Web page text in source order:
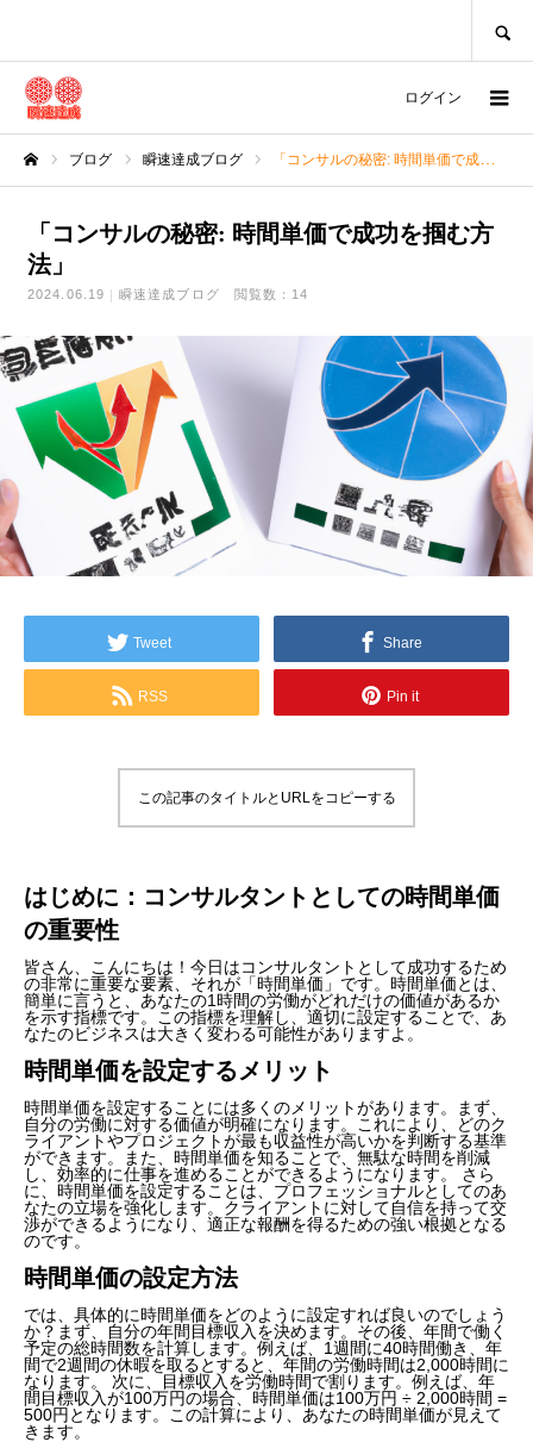
ログイン
ブログ 瞬速達成ブログ 「コンサルの秘密: 時間単価で成功を掴む方法」
「コンサルの秘密: 時間単価で成功を掴む方
法」
2024.06.19 瞬速達成ブログ 閲覧数：14
Tweet Share
RSS Pin it
この記事のタイトルとURLをコピーする
はじめに：コンサルタントとしての時間単価
の重要性
皆さん、こんにちは！今日はコンサルタントとして成功するため
の非常に重要な要素、それが「時間単価」です。時間単価とは、
簡単に言うと、あなたの1時間の労働がどれだけの価値があるか
を示す指標です。この指標を理解し、適切に設定することで、あ
なたのビジネスは大きく変わる可能性がありますよ。
時間単価を設定するメリット
時間単価を設定することには多くのメリットがあります。まず、
自分の労働に対する価値が明確になります。これにより、どのク
ライアントやプロジェクトが最も収益性が高いかを判断する基準
ができます。また、時間単価を知ることで、無駄な時間を削減
し、効率的に仕事を進めることができるようになります。 さら
に、時間単価を設定することは、プロフェッショナルとしてのあ
なたの立場を強化します。クライアントに対して自信を持って交
渉ができるようになり、適正な報酬を得るための強い根拠となる
のです。
時間単価の設定方法
では、具体的に時間単価をどのように設定すれば良いのでしょう
か？まず、自分の年間目標収入を決めます。その後、年間で働く
予定の総時間数を計算します。例えば、1週間に40時間働き、年
間で2週間の休暇を取るとすると、年間の労働時間は2,000時間に
なります。 次に、目標収入を労働時間で割ります。例えば、年
間目標収入が100万円の場合、時間単価は100万円 ÷ 2,000時間 =
500円となります。この計算により、あなたの時間単価が見えて
きます。